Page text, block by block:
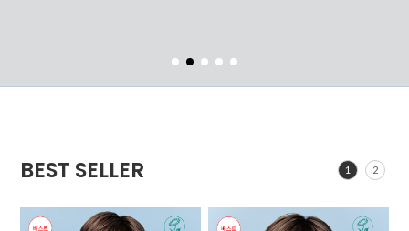
BEST SELLER 1 2